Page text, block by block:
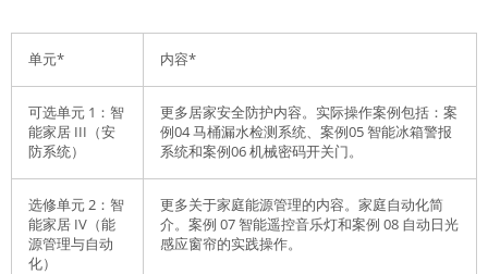
单元* 内容*
可选单元 1：智
能家居 III（安
防系统）
更多居家安全防护内容。实际操作案例包括：案
例04 马桶漏水检测系统、案例05 智能冰箱警报
系统和案例06 机械密码开关门。
选修单元 2：智
能家居 IV（能
源管理与自动
化）
更多关于家庭能源管理的内容。家庭自动化简
介。案例 07 智能遥控音乐灯和案例 08 自动日光
感应窗帘的实践操作。